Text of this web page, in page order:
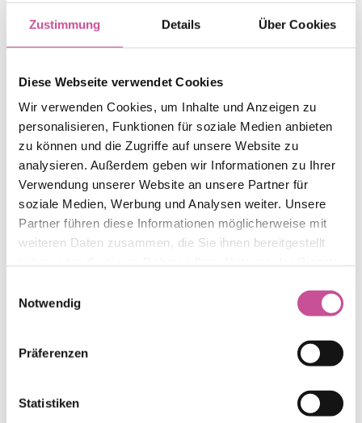
Zustimmung Details Über Cookies
Diese Webseite verwendet Cookies
Wir verwenden Cookies, um Inhalte und Anzeigen zu
personalisieren, Funktionen für soziale Medien anbieten
zu können und die Zugriffe auf unsere Website zu
analysieren. Außerdem geben wir Informationen zu Ihrer
Verwendung unserer Website an unsere Partner für
soziale Medien, Werbung und Analysen weiter. Unsere
Partner führen diese Informationen möglicherweise mit
weiteren Daten zusammen, die Sie ihnen bereitgestellt
Notwendig
Präferenzen
Statistiken
ALUPROF MB-45 - Broschüre

ALUPROF MB-Ferroline - Broschüre

ALUPROF MB-70 - Broschüre

ALUPROF MB-104 Passive - Broschüre